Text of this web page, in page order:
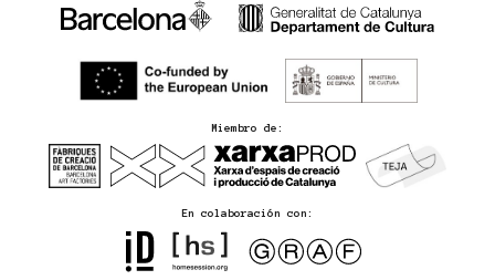
Miembro de:
En colaboración con: